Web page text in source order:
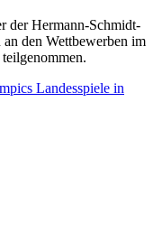
der Hermann-Schmidt-
den Wettbewerben im
Landesspiele in